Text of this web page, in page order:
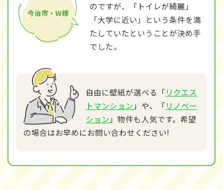
今治市・W様
のですが、「トイレが綺麗」
「大学に近い」という条件を満
たしていたということが決め手
でした。
自由に壁紙が選べる「リクエス
トマンション 」や、「リノベー
ション 」物件も人気です。希望
の場合はお早めにお問い合わせください!